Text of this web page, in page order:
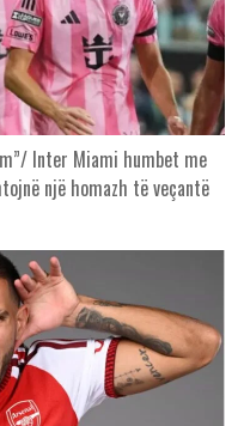
Inter Miami humbet me
një homazh të veçantë